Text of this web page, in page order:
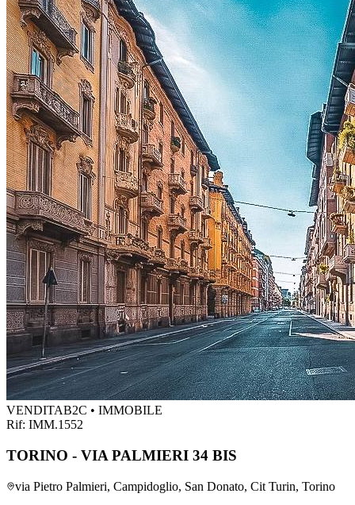
VENDITAB2C • IMMOBILE
Rif: IMM.1552
TORINO - VIA PALMIERI 34 BIS
via Pietro Palmieri, Campidoglio, San Donato, Cit Turin, Torino